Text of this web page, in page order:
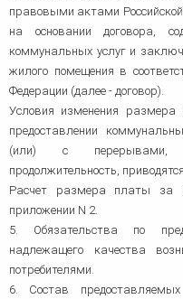
правовыми актами
на основании договора,
коммунальных услуг и
жилого помещения в
Федерации (далее - договор).
Условия изменения
предоставлении
(или) с перерывами,
продолжительность,
Расчет размера платы за
приложении N 2.
5. Обязательства по
надлежащего качества
потребителями.
6. Состав